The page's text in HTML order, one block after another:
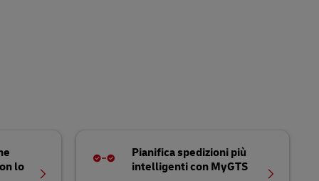
lo
Pianifica spedizioni più
intelligenti con MyGTS